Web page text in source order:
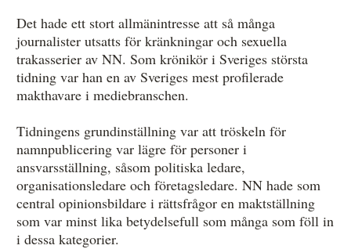
Det hade ett stort allmänintresse att så många
journalister utsatts för kränkningar och sexuella
trakasserier av NN. Som krönikör i Sveriges största
tidning var han en av Sveriges mest profilerade
makthavare i mediebranschen.
Tidningens grundinställning var att tröskeln för
namnpublicering var lägre för personer i
ansvarsställning, såsom politiska ledare,
organisationsledare och företagsledare. NN hade som
central opinionsbildare i rättsfrågor en maktställning
som var minst lika betydelsefull som många som föll in
i dessa kategorier.